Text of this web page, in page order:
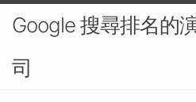
Google 搜尋排名的
司